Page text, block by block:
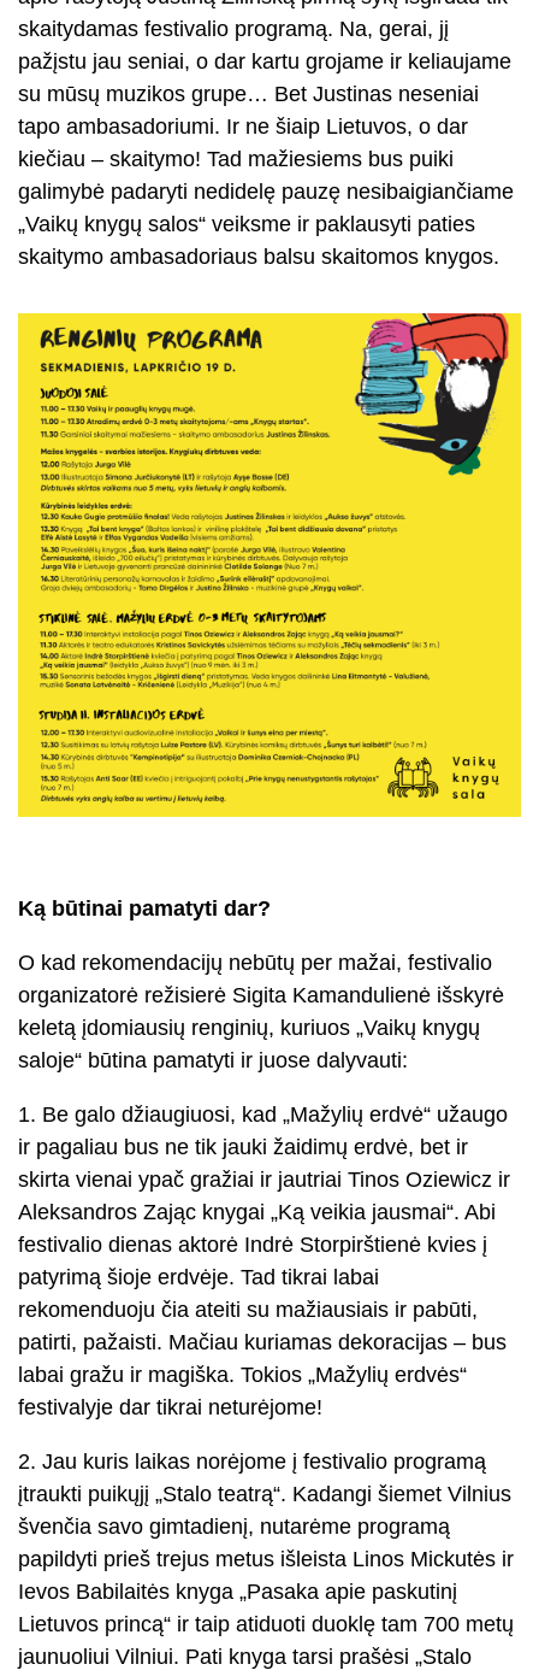
skaitydamas festivalio programą. Na, gerai, jį
pažįstu jau seniai, o dar kartu grojame ir keliaujame
su mūsų muzikos grupe… Bet Justinas neseniai
tapo ambasadoriumi. Ir ne šiaip Lietuvos, o dar
kiečiau – skaitymo! Tad mažiesiems bus puiki
galimybė padaryti nedidelę pauzę nesibaigiančiame
„Vaikų knygų salos“ veiksme ir paklausyti paties
skaitymo ambasadoriaus balsu skaitomos knygos.
Ką būtinai pamatyti dar?
O kad rekomendacijų nebūtų per mažai, festivalio
organizatorė režisierė Sigita Kamandulienė išskyrė
keletą įdomiausių renginių, kuriuos „Vaikų knygų
saloje“ būtina pamatyti ir juose dalyvauti:
1. Be galo džiaugiuosi, kad „Mažylių erdvė“ užaugo
ir pagaliau bus ne tik jauki žaidimų erdvė, bet ir
skirta vienai ypač gražiai ir jautriai Tinos Oziewicz ir
Aleksandros Zając knygai „Ką veikia jausmai“. Abi
festivalio dienas aktorė Indrė Storpirštienė kvies į
patyrimą šioje erdvėje. Tad tikrai labai
rekomenduoju čia ateiti su mažiausiais ir pabūti,
patirti, pažaisti. Mačiau kuriamas dekoracijas – bus
labai gražu ir magiška. Tokios „Mažylių erdvės“
festivalyje dar tikrai neturėjome!
2. Jau kuris laikas norėjome į festivalio programą
įtraukti puikųjį „Stalo teatrą“. Kadangi šiemet Vilnius
švenčia savo gimtadienį, nutarėme programą
papildyti prieš trejus metus išleista Linos Mickutės ir
Ievos Babilaitės knyga „Pasaka apie paskutinį
Lietuvos princą“ ir taip atiduoti duoklę tam 700 metų
jaunuoliui Vilniui. Pati knyga tarsi prašėsi „Stalo